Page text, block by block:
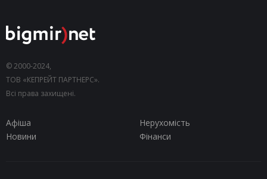
© 2000-2024,
ТОВ «КЕПРЕЙТ ПАРТНЕРС».
Всі права захищені.
Афіша
Нерухомість
Новини
Фінанси